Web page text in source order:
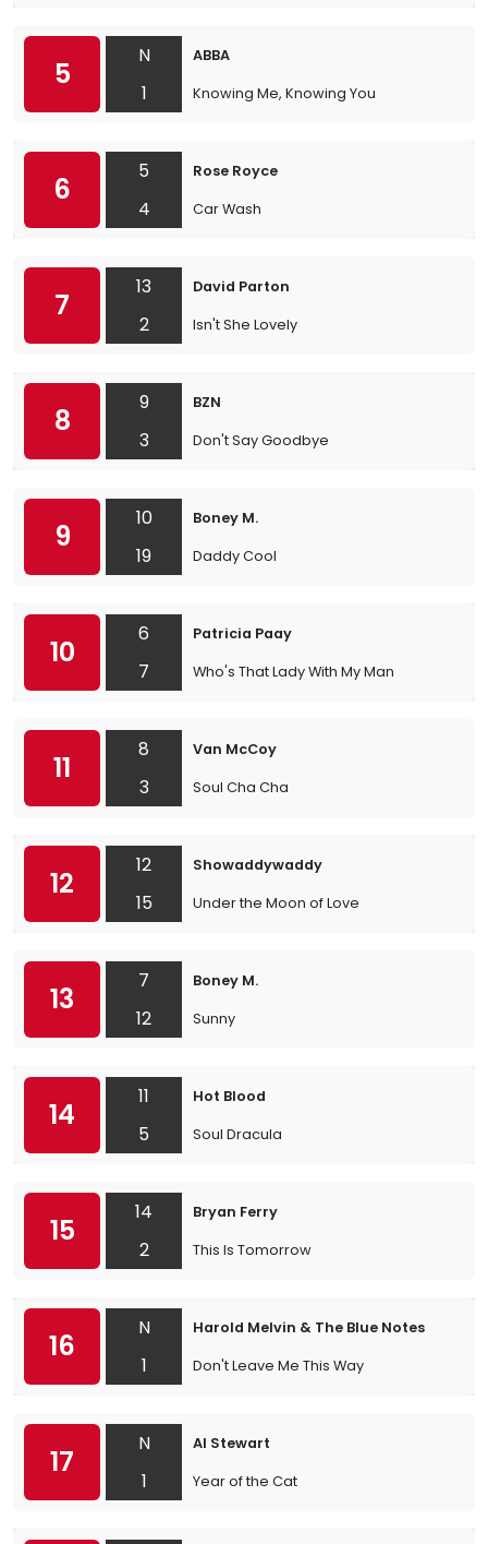
5
N
1
ABBA
Knowing Me, Knowing You
6
5
4
Rose Royce
Car Wash
7
13
2
David Parton
Isn't She Lovely
8
9
3
BZN
Don't Say Goodbye
9
10
19
Boney M.
Daddy Cool
10
6
7
Patricia Paay
Who's That Lady With My Man
11
8
3
Van McCoy
Soul Cha Cha
12
12
15
Showaddywaddy
Under the Moon of Love
13
7
12
Boney M.
Sunny
14
11
5
Hot Blood
Soul Dracula
15
14
2
Bryan Ferry
This Is Tomorrow
16
N
1
Harold Melvin & The Blue Notes
Don't Leave Me This Way
17
N
1
Al Stewart
Year of the Cat